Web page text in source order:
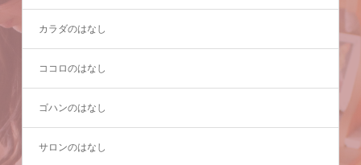
カラダのはなし
ココロのはなし
ゴハンのはなし
サロンのはなし